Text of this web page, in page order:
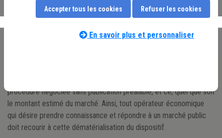
procédure négociée sans publication préalable, et ce, quel que soit
le montant estimé du marché. Ainsi, tout opérateur économique
qui désire prendre connaissance et répondre à un marché public
doit recourir à cette dématérialisation du dispositif.
Accepter tous les cookies Refuser les cookies
En savoir plus et personnaliser